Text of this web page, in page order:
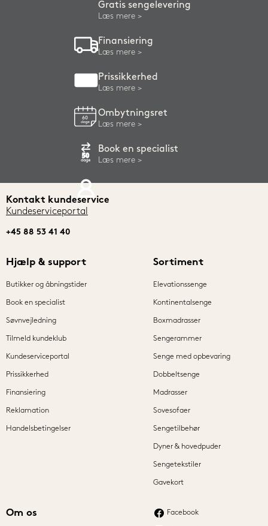
Gratis sengelevering
Læs mere
Finansiering
Læs mere
Prissikkerhed
Læs mere
Ombytningsret
Læs mere
Book en specialist
Læs mere
Kontakt kundeservice
Kundeserviceportal
+45 88 53 41 40
Hjælp & support
Butikker og åbningstider
Book en specialist
Søvnvejledning
Tilmeld kundeklub
Kundeserviceportal
Prissikkerhed
Finansiering
Reklamation
Handelsbetingelser
Sortiment
Elevationssenge
Kontinentalsenge
Boxmadrasser
Sengerammer
Senge med opbevaring
Dobbeltsenge
Madrasser
Sovesofaer
Sengetilbehør
Dyner & hovedpuder
Sengetekstiler
Gavekort
Om os Facebook